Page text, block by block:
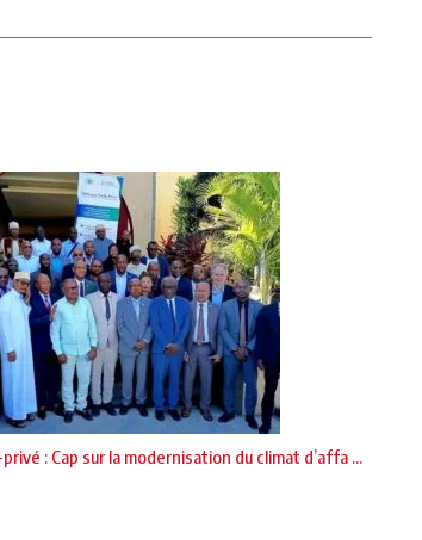
: Cap sur la modernisation du climat d’affa ...